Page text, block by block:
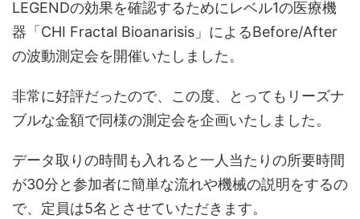
LEGENDの効果を確認するためにレベル1の医療機
器「CHI Fractal Bioanarisis」によるBefore/After
の波動測定会を開催いたしました。
非常に好評だったので、この度、とってもリーズナ
ブルな金額で同様の測定会を企画いたしました。
データ取りの時間も入れると一人当たりの所要時間
が30分と参加者に簡単な流れや機械の説明をするの
で、定員は5名とさせていただきます。